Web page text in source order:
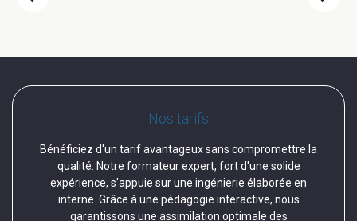
Nos tarifs
Bénéficiez d'un tarif avantageux sans compromettre la
qualité. Notre formateur expert, fort d'une solide
expérience, s'appuie sur une ingénierie élaborée en
interne. Grâce à une pédagogie interactive, nous
garantissons une assimilation optimale des